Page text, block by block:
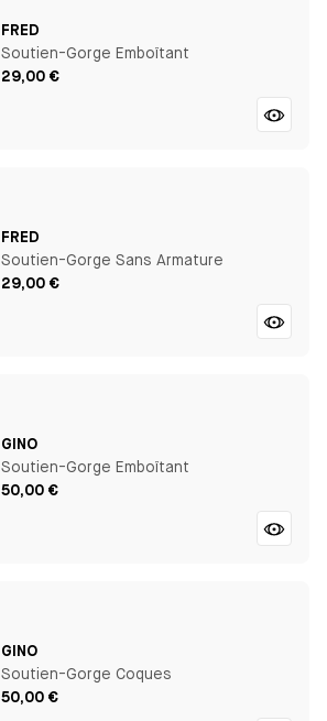
FRED
Soutien-Gorge Emboîtant
29,00 €
FRED
Soutien-Gorge Sans Armature
29,00 €
GINO
Soutien-Gorge Emboîtant
50,00 €
GINO
Soutien-Gorge Coques
50,00 €